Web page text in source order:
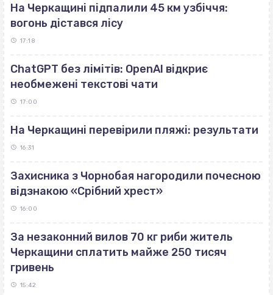
На Черкащині підпалили 45 км узбіччя:
вогонь дістався лісу
17:18
ChatGPT без лімітів: OpenAI відкриє
необмежені текстові чати
17:00
На Черкащині перевірили пляжі: результати
16:31
Захисника з Чорнобая нагородили почесною
відзнакою «Срібний хрест»
16:00
За незаконний вилов 70 кг риби житель
Черкащини сплатить майже 250 тисяч
гривень
15:42